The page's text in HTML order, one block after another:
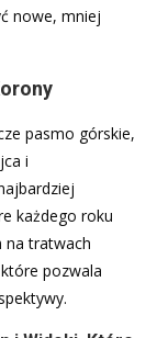
nowe, mniej
pasmo górskie,
i
każdego roku
na tratwach
pozwala